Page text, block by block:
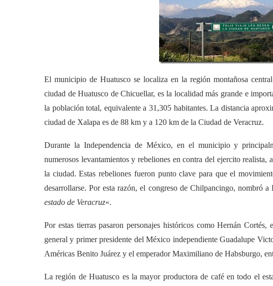
El municipio de Huatusco se localiza en la región montañosa
ciudad de Huatusco de Chicuellar, es la localidad más grande e
la población total, equivalente a 31,305 habitantes. La distancia
ciudad de Xalapa es de 88 km y a 120 km de la Ciudad de Veracruz.
Durante la Independencia de México, en el municipio y
numerosos levantamientos y rebeliones en contra del ejercito realista,
la ciudad. Estas rebeliones fueron punto clave para que el
desarrollarse. Por esta razón, el congreso de Chilpancingo, nombró a
estado de Veracruz«.
Por estas tierras pasaron personajes históricos como Hernán
general y primer presidente del México independiente Guadalupe
Américas Benito Juárez y el emperador Maximiliano de Habsburgo,
La región de Huatusco es la mayor productora de café en todo el